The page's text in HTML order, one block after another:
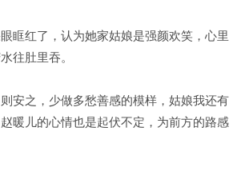
眶红了，认为她家姑娘是强颜欢笑，心里
往肚里吞。
则安之，少做多愁善感的模样，姑娘我还有
暖儿的心情也是起伏不定，为前方的路感